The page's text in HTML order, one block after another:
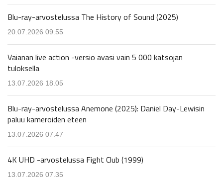
Blu-ray-arvostelussa The History of Sound (2025)
20.07.2026 09.55
Vaianan live action -versio avasi vain 5 000 katsojan
tuloksella
13.07.2026 18.05
Blu-ray-arvostelussa Anemone (2025): Daniel Day-Lewisin
paluu kameroiden eteen
13.07.2026 07.47
4K UHD -arvostelussa Fight Club (1999)
13.07.2026 07.35